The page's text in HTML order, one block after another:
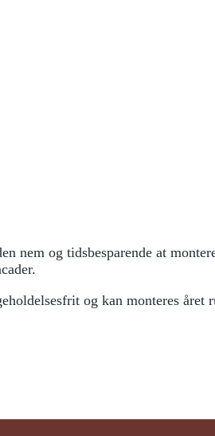
nem og tidsbesparende at
og kan monteres året